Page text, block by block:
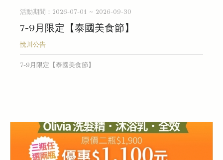
活動期間：2026-07-01 ~ 2026-09-30
7-9月限定【泰國美食節】
悅川公告
7-9月限定【泰國美食節】